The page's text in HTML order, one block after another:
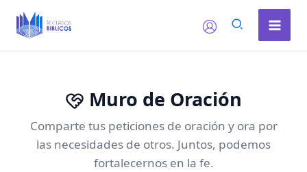
Muro de Oración
Comparte tus peticiones de oración y ora por
las necesidades de otros. Juntos, podemos
fortalecernos en la fe.